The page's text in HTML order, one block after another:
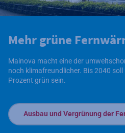
Mehr grüne
Mainova macht eine der
noch klimafreundlicher. Bis 2040
Prozent grün sein.
Ausbau und Vergrünung der